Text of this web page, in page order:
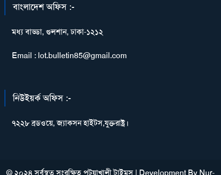
বাংলাদেশ অফিস :-
মধ্য বাড্ডা, গুলশান, ঢাকা-১২১২
Email : lot.bulletin85@gmail.com
নিউইয়র্ক অফিস :-
৭২২৮ ব্রডওয়ে, জ্যাকসন হাইটস,যুক্তরাষ্ট্র।
© ২০২৪ সর্বস্বত্ব সংরক্ষিত পটুয়াখালী টাইমস | Development By Nur-